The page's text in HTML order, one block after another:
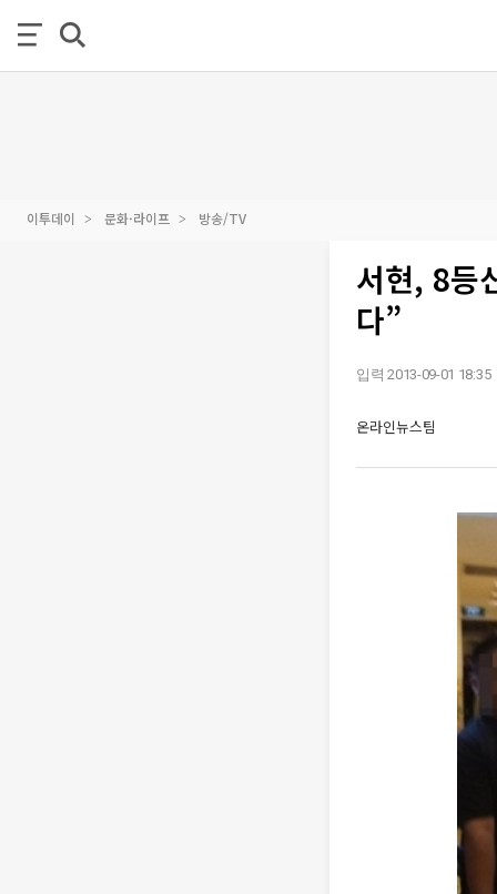
이투데이 문화·라이프 방송/TV
서현, 8등
다”
입력 2013-09-01 18:35
온라인뉴스팀